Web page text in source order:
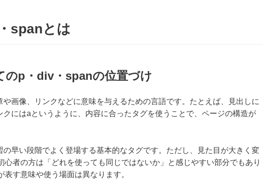
spanとは
のp・div・spanの位置づけ
画像、リンクなどに意味を与えるための言語です。たとえば、見出しに
にはaというように、内容に合ったタグを使うことで、ページの構造が
早い段階でよく登場する基本的なタグです。ただし、見た目が大きく変
心者の方は「どれを使っても同じではないか」と感じやすい部分でもあり
表す意味や使う場面は異なります。